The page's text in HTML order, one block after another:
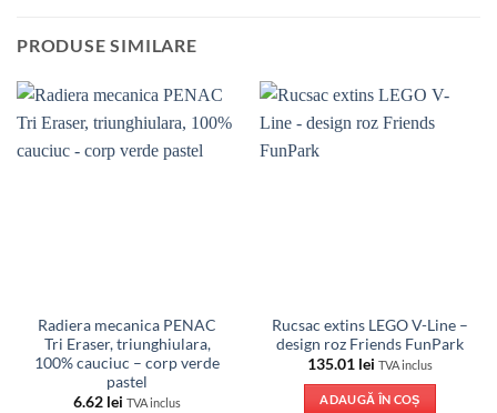
PRODUSE SIMILARE
Radiera mecanica PENAC
Tri Eraser, triunghiulara,
100% cauciuc – corp verde
pastel
6.62 lei TVA inclus
Rucsac extins LEGO V-Line –
design roz Friends FunPark
135.01 lei TVA inclus
ADAUGĂ ÎN COȘ